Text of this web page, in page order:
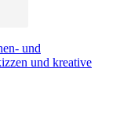
und
und kreative